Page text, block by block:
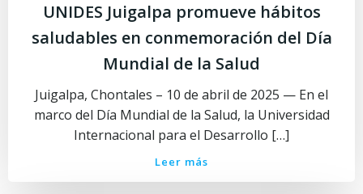
UNIDES Juigalpa promueve hábitos
saludables en conmemoración del Día
Mundial de la Salud
Juigalpa, Chontales – 10 de abril de 2025 — En el
marco del Día Mundial de la Salud, la Universidad
Internacional para el Desarrollo […]
Leer más